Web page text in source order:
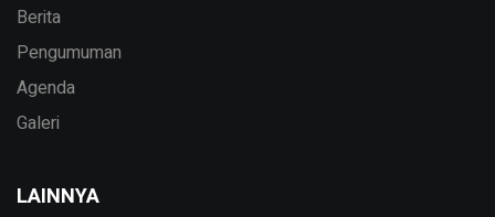
Berita
Pengumuman
Agenda
Galeri
LAINNYA